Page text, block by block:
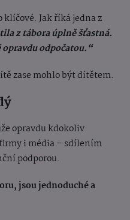
Jak říká jedna z
z tábora úplně šťastná.
odpočatou.“
zase mohlo být dítětem.
opravdu kdokoliv.
i média – sdílením
podporou.
jsou jednoduché a